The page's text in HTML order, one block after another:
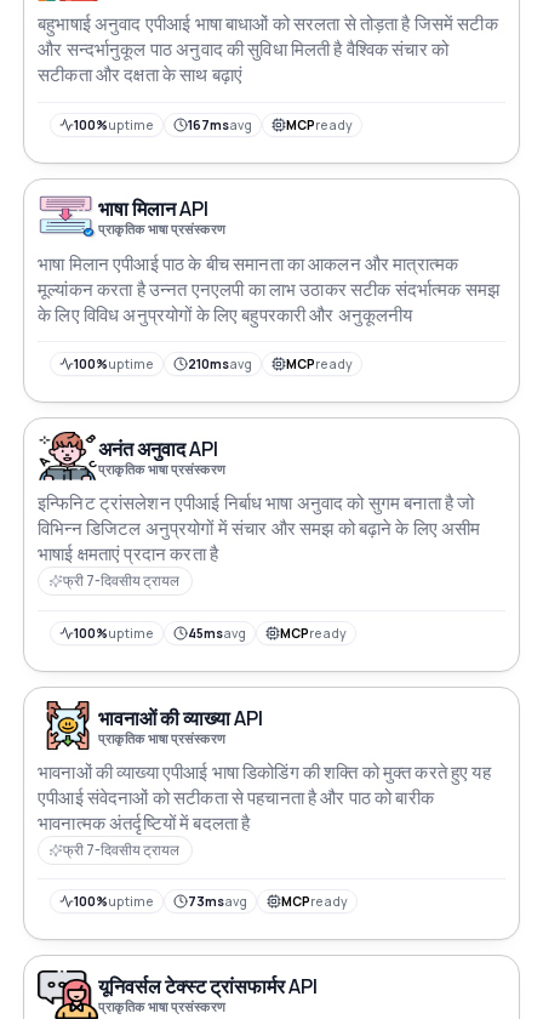
बहुभाषाई अनुवाद एपीआई भाषा बाधाओं को सरलता से तोड़ता है जिसमें सटीक
और सन्दर्भानुकूल पाठ अनुवाद की सुविधा मिलती है वैश्विक संचार को
सटीकता और दक्षता के साथ बढ़ाएं
100%uptime 167msavg MCPready
भाषा मिलान API
प्राकृतिक भाषा प्रसंस्करण
भाषा मिलान एपीआई पाठ के बीच समानता का आकलन और मात्रात्मक
मूल्यांकन करता है उन्नत एनएलपी का लाभ उठाकर सटीक संदर्भात्मक समझ
के लिए विविध अनुप्रयोगों के लिए बहुपरकारी और अनुकूलनीय
100%uptime 210msavg MCPready
अनंत अनुवाद API
प्राकृतिक भाषा प्रसंस्करण
इन्फिनिट ट्रांसलेशन एपीआई निर्बाध भाषा अनुवाद को सुगम बनाता है जो
विभिन्न डिजिटल अनुप्रयोगों में संचार और समझ को बढ़ाने के लिए असीम
भाषाई क्षमताएं प्रदान करता है
फ्री 7-दिवसीय ट्रायल
100%uptime 45msavg MCPready
भावनाओं की व्याख्या API
प्राकृतिक भाषा प्रसंस्करण
भावनाओं की व्याख्या एपीआई भाषा डिकोडिंग की शक्ति को मुक्त करते हुए यह
एपीआई संवेदनाओं को सटीकता से पहचानता है और पाठ को बारीक
भावनात्मक अंतर्दृष्टियों में बदलता है
फ्री 7-दिवसीय ट्रायल
100%uptime 73msavg MCPready
यूनिवर्सल टेक्स्ट ट्रांसफार्मर API
प्राकृतिक भाषा प्रसंस्करण